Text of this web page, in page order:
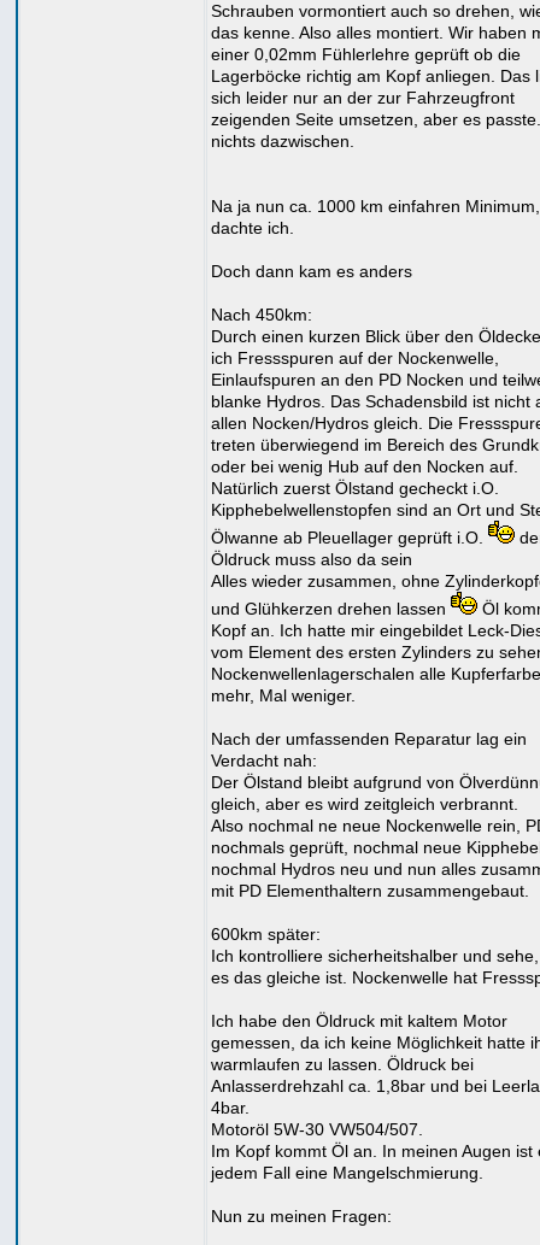
Schrauben vormontiert auch so drehen,
das kenne. Also alles montiert. Wir haben
einer 0,02mm Fühlerlehre geprüft ob die
Lagerböcke richtig am Kopf anliegen. Das
sich leider nur an der zur Fahrzeugfront
zeigenden Seite umsetzen, aber es
nichts dazwischen.
Na ja nun ca. 1000 km einfahren Minimum,
dachte ich.
Doch dann kam es anders
Nach 450km:
Durch einen kurzen Blick über den
ich Fressspuren auf der Nockenwelle,
Einlaufspuren an den PD Nocken und
blanke Hydros. Das Schadensbild ist nicht
allen Nocken/Hydros gleich. Die
treten überwiegend im Bereich des
oder bei wenig Hub auf den Nocken auf.
Natürlich zuerst Ölstand gecheckt i.O.
Kipphebelwellenstopfen sind an Ort und
Ölwanne ab Pleuellager geprüft i.O.
Öldruck muss also da sein
Alles wieder zusammen, ohne
und Glühkerzen drehen lassen
Öl
Kopf an. Ich hatte mir eingebildet Leck-
vom Element des ersten Zylinders zu
Nockenwellenlagerschalen alle
mehr, Mal weniger.
Nach der umfassenden Reparatur lag ein
Verdacht nah:
Der Ölstand bleibt aufgrund von
gleich, aber es wird zeitgleich verbrannt.
Also nochmal ne neue Nockenwelle rein,
nochmals geprüft, nochmal neue
nochmal Hydros neu und nun alles
mit PD Elementhaltern zusammengebaut.
600km später:
Ich kontrolliere sicherheitshalber und
es das gleiche ist. Nockenwelle hat
Ich habe den Öldruck mit kaltem Motor
gemessen, da ich keine Möglichkeit hatte
warmlaufen zu lassen. Öldruck bei
Anlasserdrehzahl ca. 1,8bar und bei
4bar.
Motoröl 5W-30 VW504/507.
Im Kopf kommt Öl an. In meinen Augen ist
jedem Fall eine Mangelschmierung.
Nun zu meinen Fragen: